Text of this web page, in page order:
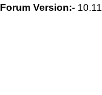
Forum Version:- 10.11